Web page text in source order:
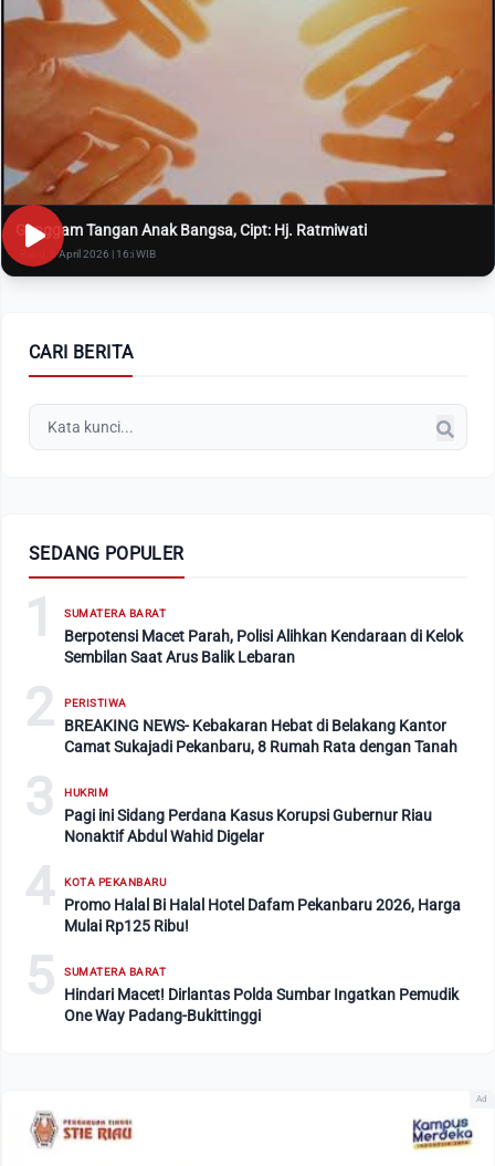
Genggam Tangan Anak Bangsa, Cipt: Hj. Ratmiwati
Rabu, 8 April 2026 | 16:i WIB
CARI BERITA
SEDANG POPULER
1 SUMATERA BARAT
Berpotensi Macet Parah, Polisi Alihkan Kendaraan di Kelok
Sembilan Saat Arus Balik Lebaran
2 PERISTIWA
BREAKING NEWS- Kebakaran Hebat di Belakang Kantor
Camat Sukajadi Pekanbaru, 8 Rumah Rata dengan Tanah
3 HUKRIM
Pagi ini Sidang Perdana Kasus Korupsi Gubernur Riau
Nonaktif Abdul Wahid Digelar
4 KOTA PEKANBARU
Promo Halal Bi Halal Hotel Dafam Pekanbaru 2026, Harga
Mulai Rp125 Ribu!
5 SUMATERA BARAT
Hindari Macet! Dirlantas Polda Sumbar Ingatkan Pemudik
One Way Padang-Bukittinggi
Ad